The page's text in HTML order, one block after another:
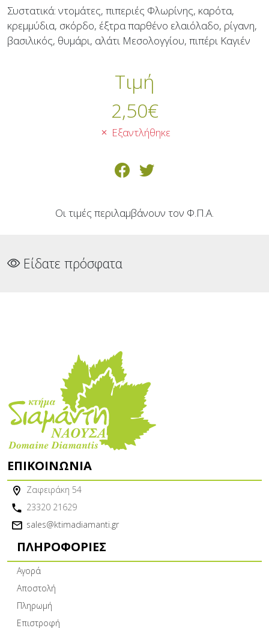
Συστατικά: ντομάτες, πιπεριές Φλωρίνης, καρότα,
κρεμμύδια, σκόρδο, έξτρα παρθένο ελαιόλαδο, ρίγανη,
βασιλικός, θυμάρι, αλάτι Μεσολογγίου, πιπέρι Καγιέν
Τιμή
2,50€
Εξαντλήθηκε
Οι τιμές περιλαμβάνουν τον Φ.Π.Α.
Είδατε πρόσφατα
ΕΠΙΚΟΙΝΩΝΊΑ
Ζαφειράκη 54
23320 21629
sales@ktimadiamanti.gr
ΠΛΗΡΟΦΟΡΊΕΣ
Αγορά
Αποστολή
Πληρωμή
Επιστροφή